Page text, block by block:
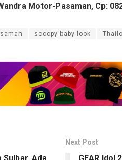
Motor-Pasaman, Cp:
scoopy baby look
Next Post